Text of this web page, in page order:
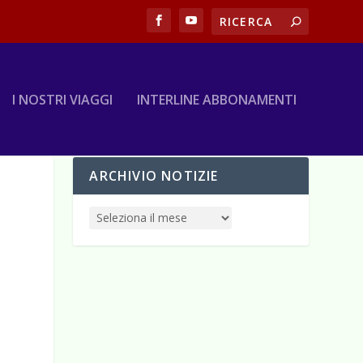
I NOSTRI VIAGGI INTERLINE ABBONAMENTI
ARCHIVIO NOTIZIE